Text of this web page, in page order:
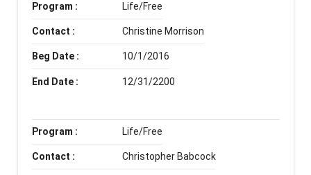
Program : Life/Free
Contact : Christine Morrison
Beg Date : 10/1/2016
End Date : 12/31/2200
Program : Life/Free
Contact : Christopher Babcock